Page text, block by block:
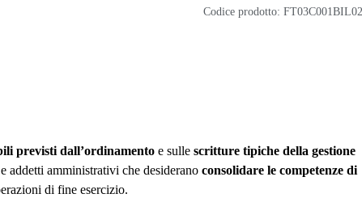
Codice prodotto:
previsti dall’ordinamento e sullescritture tipiche della gestione
addetti amministrativi che desiderano consolidare le competenze di
di fine esercizio.